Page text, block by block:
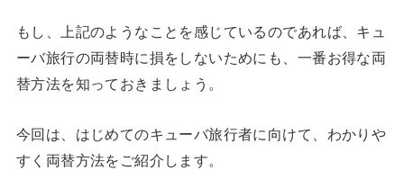
もし、上記のようなことを感じているのであれば、キュ
ーバ旅行の両替時に損をしないためにも、一番お得な両
替方法を知っておきましょう。
今回は、はじめてのキューバ旅行者に向けて、わかりや
すく両替方法をご紹介します。